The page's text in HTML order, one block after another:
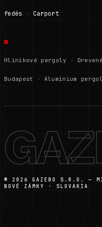
fedés · Carport
Hliníkové pergoly ·
Budapest · Alumínium
© 2026 GAZEBO S.R.O. —
NOVÉ ZÁMKY · SLOVAKIA